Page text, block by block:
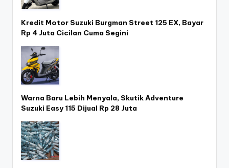
Kredit Motor Suzuki Burgman Street 125 EX, Bayar
Rp 4 Juta Cicilan Cuma Segini
Warna Baru Lebih Menyala, Skutik Adventure
Suzuki Easy 115 Dijual Rp 28 Juta